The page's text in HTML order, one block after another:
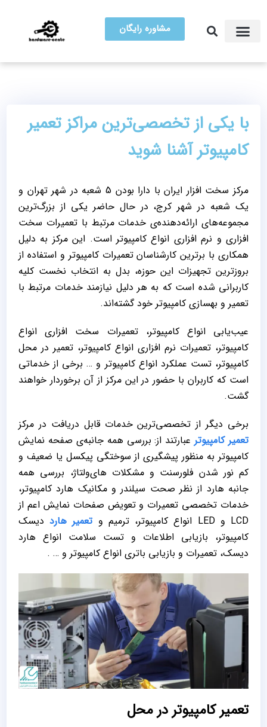
مشاوره رایگان
با یکی از تخصصی‌ترین مراکز تعمیر
کامپیوتر آشنا شوید
مرکز سخت افزار ایران با دارا بودن 5 شعبه در شهر تهران و
یک شعبه در شهر کرج، در حال حاضر یکی از بزرگ‌ترین
مجموعه‌های ارائه‌دهنده‌ی خدمات مرتبط با تعمیرات سخت
افزاری و نرم افزاری انواع کامپیوتر است. این مرکز به دلیل
همکاری با برترین کارشناسان تعمیرات کامپیوتر و استفاده از
بروزترین تجهیزات این حوزه، بدل به انتخاب نخست کلیه
کاربرانی شده است که به هر دلیل نیازمند خدمات مرتبط با
تعمیر و بهسازی کامپیوتر خود گشته‌اند.
عیب‌یابی انواع کامپیوتر، تعمیرات سخت افزاری انواع
کامپیوتر، تعمیرات نرم افزاری انواع کامپیوتر، تعمیر در محل
کامپیوتر، تست عملکرد انواع کامپیوتر و … برخی از خدماتی
است که کاربران با حضور در این مرکز از آن برخوردار خواهند
گشت.
برخی دیگر از تخصصی‌ترین خدمات قابل دریافت در مرکز
تعمیر کامپیوتر عبارتند از: بررسی همه جانبه‌ی صفحه نمایش
کامپیوتر به منظور پیشگیری از سوختگی پیکسل یا ضعیف و
کم نور شدن فلورسنت و مشکلات های‌ولتاژ، بررسی همه
جانبه هارد از نظر صحت سیلندر و مکانیک هارد کامپیوتر،
خدمات تخصصی تعمیرات و تعویض صفحات نمایش اعم از
LCD و LED انواع کامپیوتر، ترمیم و
تعمیر هارد دیسک
کامپیوتر، بازیابی اطلاعات و تست سلامت انواع هارد
دیسک، تعمیرات و بازیابی باتری انواع کامپیوتر و … .
تعمیر کامپیوتر در محل